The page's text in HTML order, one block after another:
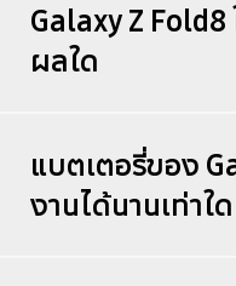
Galaxy Z
ผลใด
แบตเตอรี่ของ
งานได้นานเท่าใด